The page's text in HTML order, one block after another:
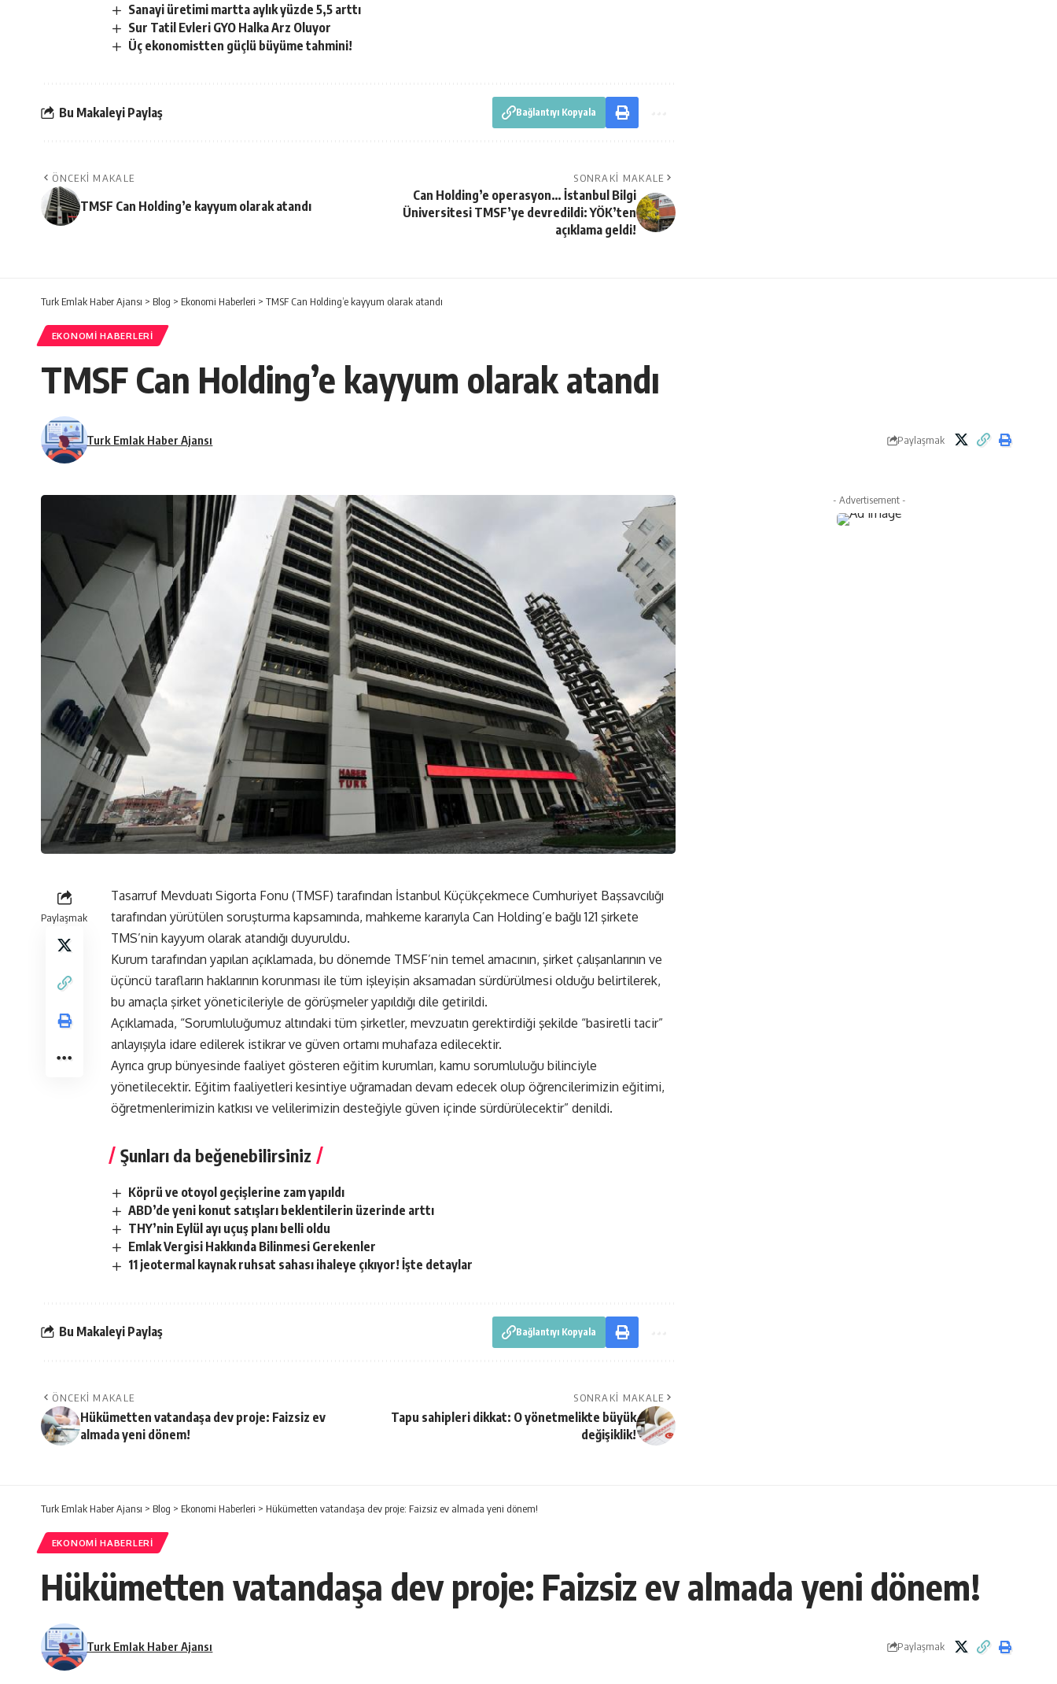
Sanayi üretimi martta aylık yüzde 5,5 arttı
Sur Tatil Evleri GYO Halka Arz Oluyor
Üç ekonomistten güçlü büyüme tahmini!
Bu Makaleyi Paylaş Bağlantıyı Kopyala
ÖNCEKI MAKALE
TMSF Can Holding’e kayyum olarak atandı
SONRAKI MAKALE
Can Holding’e operasyon… İstanbul Bilgi
Üniversitesi TMSF’ye devredildi: YÖK’ten
açıklama geldi!
Turk Emlak Haber Ajansı > Blog > Ekonomi Haberleri > TMSF Can Holding’e kayyum olarak atandı
EKONOMI HABERLERI
TMSF Can Holding’e kayyum olarak atandı
Turk Emlak Haber Ajansı Paylaşmak
Paylaşmak
Tasarruf Mevduatı Sigorta Fonu (TMSF) tarafından İstanbul Küçükçekmece Cumhuriyet Başsavcılığı
tarafından yürütülen soruşturma kapsamında, mahkeme kararıyla Can Holding’e bağlı 121 şirkete
TMS’nin kayyum olarak atandığı duyuruldu.
Kurum tarafından yapılan açıklamada, bu dönemde TMSF’nin temel amacının, şirket çalışanlarının ve
üçüncü tarafların haklarının korunması ile tüm işleyişin aksamadan sürdürülmesi olduğu belirtilerek,
bu amaçla şirket yöneticileriyle de görüşmeler yapıldığı dile getirildi.
Açıklamada, “Sorumluluğumuz altındaki tüm şirketler, mevzuatın gerektirdiği şekilde “basiretli tacir”
anlayışıyla idare edilerek istikrar ve güven ortamı muhafaza edilecektir.
Ayrıca grup bünyesinde faaliyet gösteren eğitim kurumları, kamu sorumluluğu bilinciyle
yönetilecektir. Eğitim faaliyetleri kesintiye uğramadan devam edecek olup öğrencilerimizin eğitimi,
öğretmenlerimizin katkısı ve velilerimizin desteğiyle güven içinde sürdürülecektir” denildi.
Şunları da beğenebilirsiniz
Köprü ve otoyol geçişlerine zam yapıldı
ABD’de yeni konut satışları beklentilerin üzerinde arttı
THY’nin Eylül ayı uçuş planı belli oldu
Emlak Vergisi Hakkında Bilinmesi Gerekenler
11 jeotermal kaynak ruhsat sahası ihaleye çıkıyor! İşte detaylar
Bu Makaleyi Paylaş Bağlantıyı Kopyala
ÖNCEKI MAKALE
Hükümetten vatandaşa dev proje: Faizsiz ev
almada yeni dönem!
SONRAKI MAKALE
Tapu sahipleri dikkat: O yönetmelikte büyük
değişiklik!
- Advertisement -
Turk Emlak Haber Ajansı > Blog > Ekonomi Haberleri > Hükümetten vatandaşa dev proje: Faizsiz ev almada yeni dönem!
EKONOMI HABERLERI
Hükümetten vatandaşa dev proje: Faizsiz ev almada yeni dönem!
Turk Emlak Haber Ajansı Paylaşmak